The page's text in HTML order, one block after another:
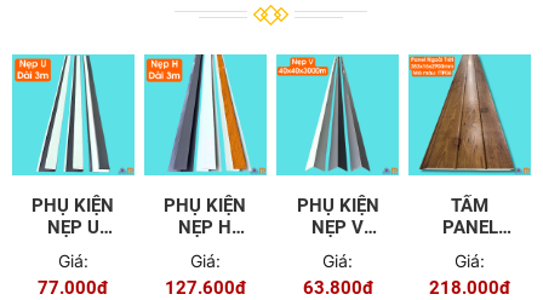
PHỤ KIỆN
NẸP U
PANEL
NGOÀI
TRỜI
Giá:
77.000đ
PHỤ KIỆN
NẸP H
PANEL
NGOÀI
TRỜI
Giá:
127.600đ
PHỤ KIỆN
NẸP V
PANEL
NGOÀI
TRỜI
Giá:
63.800đ
TẤM
PANEL
NGOÀI
TRỜI
TTP06
Giá:
218.000đ